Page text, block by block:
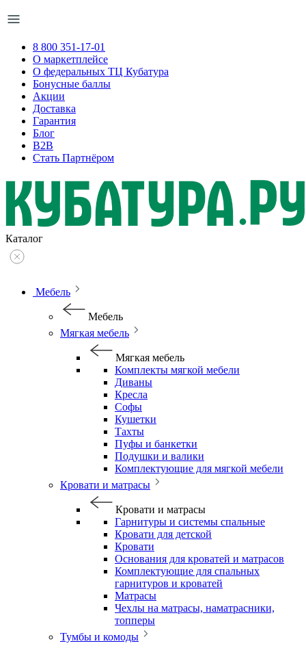
8 800 351-17-01
О маркетплейсе
О федеральных ТЦ Кубатура
Бонусные баллы
Акции
Доставка
Гарантия
Блог
B2B
Стать Партнёром
Каталог
Мебель
Мебель
Мягкая мебель
Мягкая мебель
Комплекты мягкой мебели
Диваны
Кресла
Софы
Кушетки
Тахты
Пуфы и банкетки
Подушки и валики
Комплектующие для мягкой мебели
Кровати и матрасы
Кровати и матрасы
Гарнитуры и системы спальные
Кровати для детской
Кровати
Основания для кроватей и матрасов
Комплектующие для спальных
гарнитуров и кроватей
Матрасы
Чехлы на матрасы, наматрасники,
топперы
Тумбы и комоды